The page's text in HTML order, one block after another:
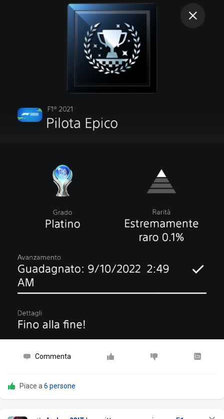
Commenta
Piace a 6 persone